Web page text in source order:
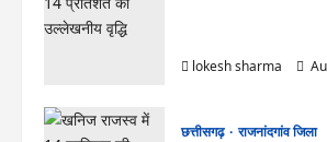
lokesh sharma
छत्तीसगढ़
राजनांदगांव जिला